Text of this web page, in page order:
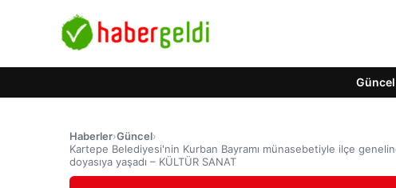
Haberler›Güncel›
Kartepe Belediyesi'nin Kurban Bayramı münasebetiyle ilçe
doyasıya yaşadı – KÜLTÜR SANAT